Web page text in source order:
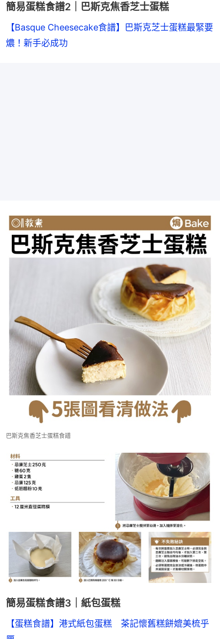
簡易蛋糕食譜2｜巴斯克焦香芝士蛋糕
【Basque Cheesecake食譜】巴斯克芝士蛋糕最緊要
燶！新手必成功
巴斯克焦香芝士蛋糕食譜
簡易蛋糕食譜3｜紙包蛋糕
【蛋糕食譜】港式紙包蛋糕　茶記懷舊糕餅媲美梳乎